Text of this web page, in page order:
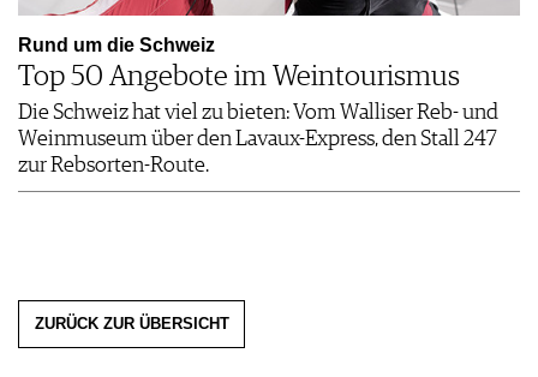
Rund um die Schweiz
Top 50 Angebote im Weintourismus
Die Schweiz hat viel zu bieten: Vom Walliser Reb- und
Weinmuseum über den Lavaux-Express, den Stall 247
zur Rebsorten-Route.
ZURÜCK ZUR ÜBERSICHT